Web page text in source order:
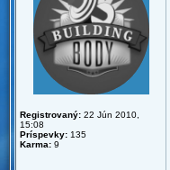
Registrovaný: 22 Jún 2010,
15:08
Príspevky: 135
Karma: 9